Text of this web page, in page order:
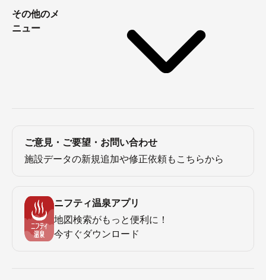
その他のメ
ニュー
ご意見・ご要望・お問い合わせ
施設データの新規追加や修正依頼もこちらから
ニフティ温泉アプリ
地図検索がもっと便利に！
今すぐダウンロード